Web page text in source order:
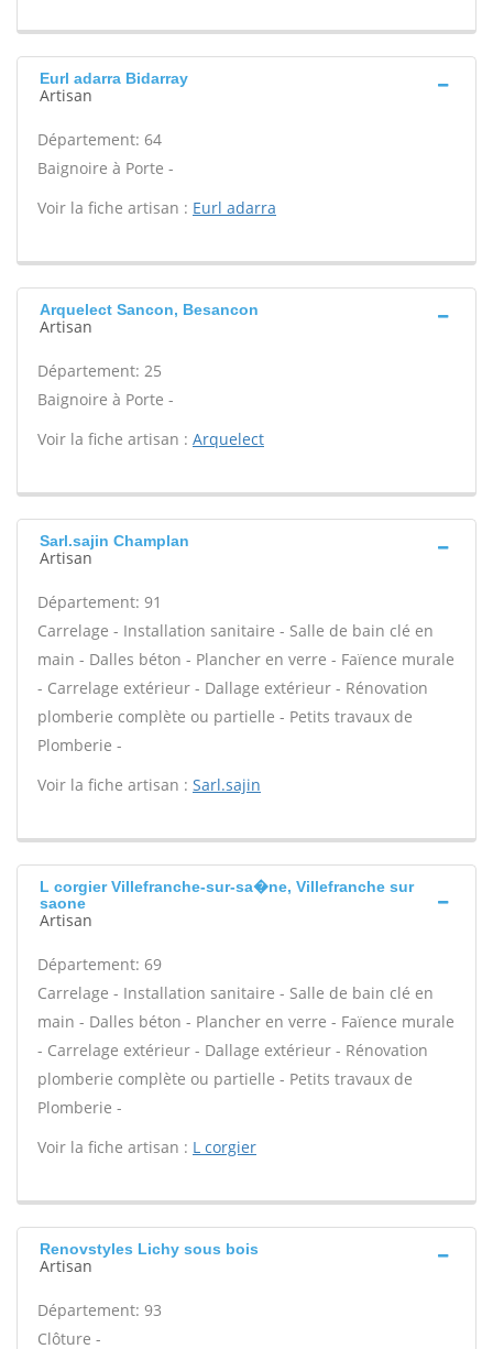
Eurl adarra Bidarray
Artisan
Département: 64
Baignoire à Porte -
Voir la fiche artisan : Eurl adarra
Arquelect Sancon, Besancon
Artisan
Département: 25
Baignoire à Porte -
Voir la fiche artisan : Arquelect
Sarl.sajin Champlan
Artisan
Département: 91
Carrelage - Installation sanitaire - Salle de bain clé en
main - Dalles béton - Plancher en verre - Faïence murale
- Carrelage extérieur - Dallage extérieur - Rénovation
plomberie complète ou partielle - Petits travaux de
Plomberie -
Voir la fiche artisan : Sarl.sajin
L corgier Villefranche-sur-sa�ne, Villefranche sur
saone
Artisan
Département: 69
Carrelage - Installation sanitaire - Salle de bain clé en
main - Dalles béton - Plancher en verre - Faïence murale
- Carrelage extérieur - Dallage extérieur - Rénovation
plomberie complète ou partielle - Petits travaux de
Plomberie -
Voir la fiche artisan : L corgier
Renovstyles Lichy sous bois
Artisan
Département: 93
Clôture -